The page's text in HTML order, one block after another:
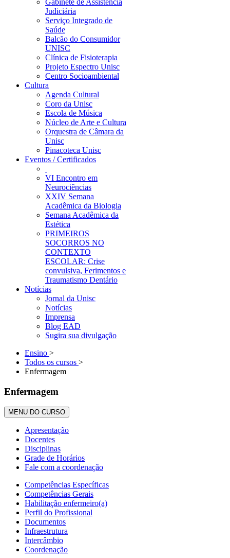
Gabinete de Assistência
Judiciária
Serviço Integrado de
Saúde
Balcão do Consumidor
UNISC
Clínica de Fisioterapia
Projeto Espectro Unisc
Centro Socioambiental
Cultura
Agenda Cultural
Coro da Unisc
Escola de Música
Núcleo de Arte e Cultura
Orquestra de Câmara da
Unisc
Pinacoteca Unisc
Eventos / Certificados
VI Encontro em
Neurociências
XXIV Semana
Acadêmica da Biologia
Semana Acadêmica da
Estética
PRIMEIROS
SOCORROS NO
CONTEXTO
ESCOLAR: Crise
convulsiva, Ferimentos e
Traumatismo Dentário
Notícias
Jornal da Unisc
Notícias
Imprensa
Blog EAD
Sugira sua divulgação
Ensino >
Todos os cursos >
Enfermagem
Enfermagem
MENU DO CURSO
Apresentação
Docentes
Disciplinas
Grade de Horários
Fale com a coordenação
Competências Específicas
Competências Gerais
Habilitação enfermeiro(a)
Perfil do Profissional
Documentos
Infraestrutura
Intercâmbio
Coordenação